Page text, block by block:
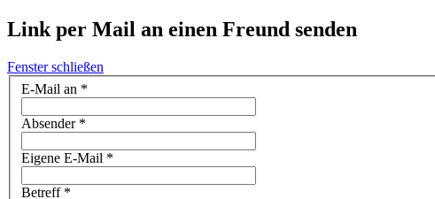
Link per Mail an einen Freund senden
Fenster schließen
E-Mail an *
Absender*
Eigene E-Mail *
Betreff*